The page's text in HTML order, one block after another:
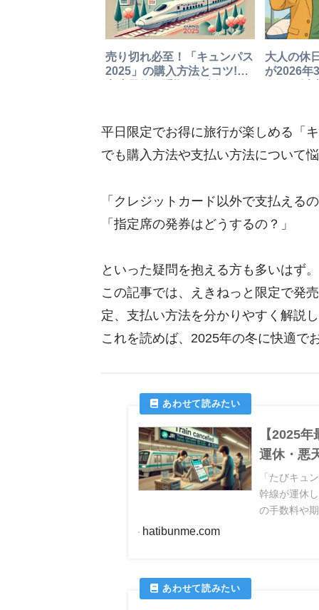
売り切れ必至！「キュンパス
2025」の購入方法とコツ!指
大人の休
が2026年
平日限定でお得に旅行が楽しめる「
でも購入方法や支払い方法について
「クレジットカード以外で支払える
「指定席の発券はどうするの？」
といった疑問を抱える方も多いはず。
この記事では、えきねっと限定で発
定、支払い方法を分かりやすく解説
これを読めば、2025年の冬に快適で
【2025
運休・悪
「たびキュ
幹線が運休
の手数料や
hatibunme.com